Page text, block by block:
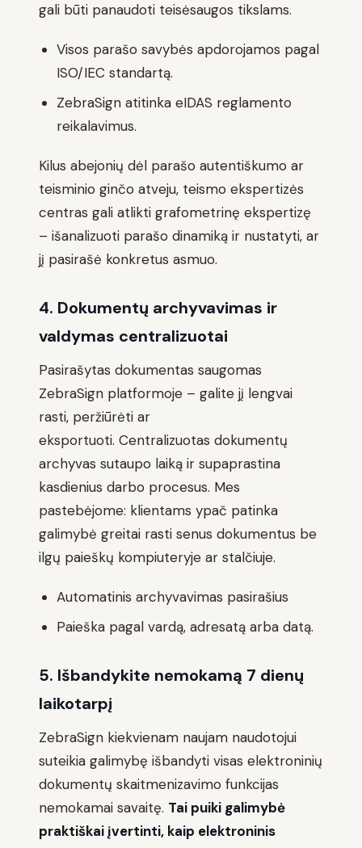
gali būti panaudoti teisėsaugos tikslams.
Visos parašo savybės apdorojamos pagal
ISO/IEC standartą.
ZebraSign atitinka eIDAS reglamento
reikalavimus.
Kilus abejonių dėl parašo autentiškumo ar
teisminio ginčo atveju, teismo ekspertizės
centras gali atlikti grafometrinę ekspertizę
– išanalizuoti parašo dinamiką ir nustatyti, ar
jį pasirašė konkretus asmuo.
4. Dokumentų archyvavimas ir
valdymas centralizuotai
Pasirašytas dokumentas saugomas
ZebraSign platformoje – galite jį lengvai
rasti, peržiūrėti ar
eksportuoti. Centralizuotas dokumentų
archyvas sutaupo laiką ir supaprastina
kasdienius darbo procesus. Mes
pastebėjome: klientams ypač patinka
galimybė greitai rasti senus dokumentus be
ilgų paieškų kompiuteryje ar stalčiuje.
Automatinis archyvavimas pasirašius
Paieška pagal vardą, adresatą arba datą.
5. Išbandykite nemokamą 7 dienų
laikotarpį
ZebraSign kiekvienam naujam naudotojui
suteikia galimybę išbandyti visas elektroninių
dokumentų skaitmenizavimo funkcijas
nemokamai savaitę. Tai puiki galimybė
praktiškai įvertinti, kaip elektroninis